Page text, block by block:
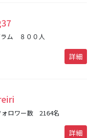
ラム ８００人
詳細
ロワー数 2164名
詳細